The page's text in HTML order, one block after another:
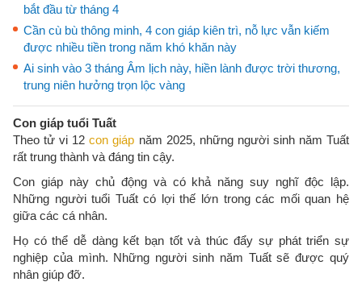
bắt đầu từ tháng 4
Cần cù bù thông minh, 4 con giáp kiên trì, nỗ lực vẫn kiếm
được nhiều tiền trong năm khó khăn này
Ai sinh vào 3 tháng Âm lịch này, hiền lành được trời thương,
trung niên hưởng trọn lộc vàng
Con giáp tuổi Tuất
Theo tử vi 12con giáp năm 2025, những người sinh năm Tuất
rất trung thành và đáng tin cậy.
Con giáp này chủ động và có khả năng suy nghĩ độc lập.
Những người tuổi Tuất có lợi thế lớn trong các mối quan hệ
giữa các cá nhân.
Họ có thể dễ dàng kết bạn tốt và thúc đẩy sự phát triển sự
nghiệp của mình. Những người sinh năm Tuất sẽ được quý
nhân giúp đỡ.